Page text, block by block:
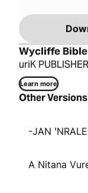
Wycliffe
uriK PUBLISHER
Learn more
Other
-JAN
A Nitana